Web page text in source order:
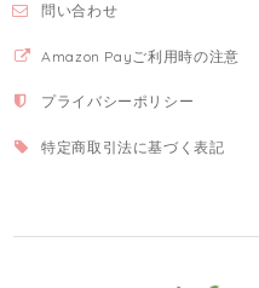
問い合わせ
Amazon Payご利用時の注意
プライバシーポリシー
特定商取引法に基づく表記